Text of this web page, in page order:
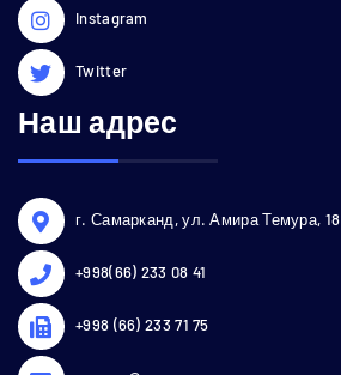
Instagram
Twitter
Наш адрес
г. Самарканд, ул. Амира Темура, 18
+998(66) 233 08 41
+998 (66) 233 71 75